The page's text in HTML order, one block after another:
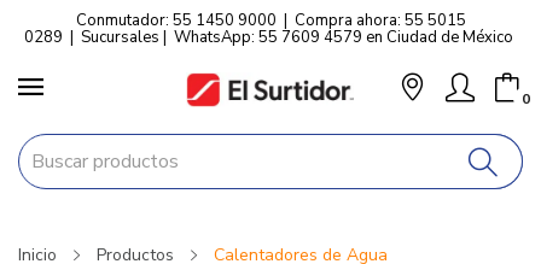
Conmutador: 55 1450 9000 | Compra ahora: 55 5015
0289 | Sucursales | WhatsApp: 55 7609 4579 en Ciudad de México
0
Inicio Productos Calentadores de Agua